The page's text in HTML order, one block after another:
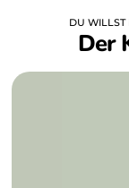
DU WILLST
Der